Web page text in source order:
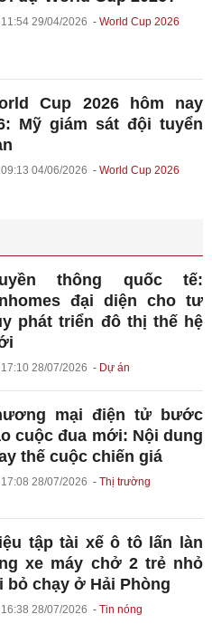
11:54 29/04/2026 World Cup 2026
Cup 2026 hôm nay
Mỹ giám sát đội tuyển
09:13 04/06/2026 World Cup 2026
thông quốc tế:
đại diện cho tư
phát triển đô thị thế hệ
17:10 28/07/2026 Dự án
mại điện tử bước
cuộc đua mới: Nội dung
thế cuộc chiến giá
17:08 28/07/2026 Thị trường
tập tài xế ô tô lấn làn
xe máy chở 2 trẻ nhỏ
bỏ chạy ở Hải Phòng
16:38 28/07/2026 Tin nóng